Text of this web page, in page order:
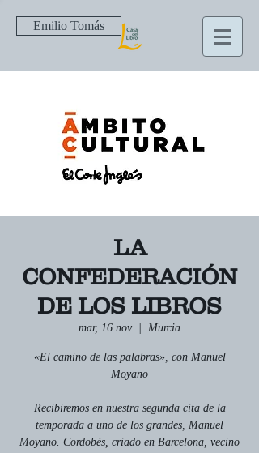
Emilio Tomás
LA
CONFEDERACIÓN
DE LOS LIBROS
mar, 16 nov
  |
Murcia
«El camino de las palabras», con Manuel
Moyano
Recibiremos en nuestra segunda cita de la
temporada a uno de los grandes, Manuel
Moyano. Cordobés, criado en Barcelona, vecino